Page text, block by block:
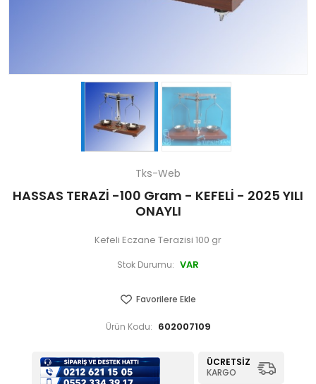
Tks-Web
HASSAS TERAZİ -100 Gram - KEFELİ - 2025 YILI
ONAYLI
Kefeli Eczane Terazisi 100 gr
Stok Durumu: VAR
Favorilere Ekle
Ürün Kodu: 602007109
ÜCRETSIZ
KARGO